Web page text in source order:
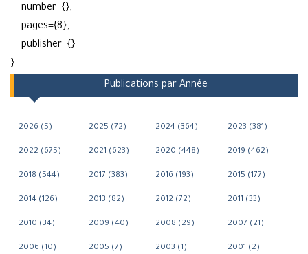
number={},
pages={8},
publisher={}
}
Publications par Année
2026 (5) 2025 (72) 2024 (364) 2023 (381)
2022 (675) 2021 (623) 2020 (448) 2019 (462)
2018 (544) 2017 (383) 2016 (193) 2015 (177)
2014 (126) 2013 (82) 2012 (72) 2011 (33)
2010 (34) 2009 (40) 2008 (29) 2007 (21)
2006 (10) 2005 (7) 2003 (1) 2001 (2)